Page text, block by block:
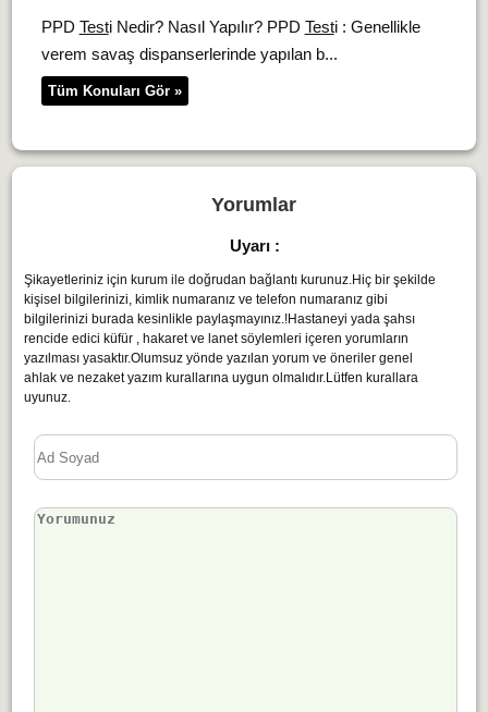
PPD Testi Nedir? Nasıl Yapılır? PPD Testi : Genellikle
verem savaş dispanserlerinde yapılan b...
Tüm Konuları Gör »
Yorumlar
Uyarı :
Şikayetleriniz için kurum ile doğrudan bağlantı kurunuz.Hiç bir şekilde
kişisel bilgilerinizi, kimlik numaranız ve telefon numaranız gibi
bilgilerinizi burada kesinlikle paylaşmayınız.!Hastaneyi yada şahsı
rencide edici küfür , hakaret ve lanet söylemleri içeren yorumların
yazılması yasaktır.Olumsuz yönde yazılan yorum ve öneriler genel
ahlak ve nezaket yazım kurallarına uygun olmalıdır.Lütfen kurallara
uyunuz.